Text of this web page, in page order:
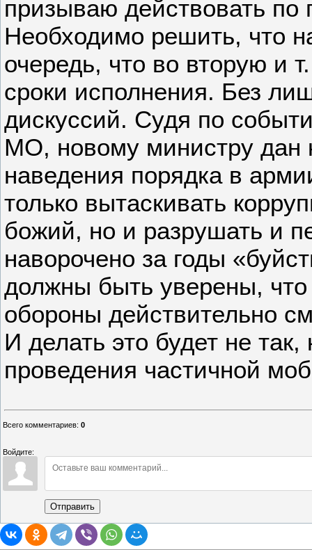
призываю действовать по
Необходимо решить, что
очередь, что во вторую и
сроки исполнения. Без
дискуссий. Судя по
МО, новому министру дан
наведения порядка в
только вытаскивать
божий, но и разрушать и
наворочено за годы
должны быть уверены, что
обороны действительно
И делать это будет не так,
проведения частичной
Всего комментариев: 0
Войдите:
Отправить